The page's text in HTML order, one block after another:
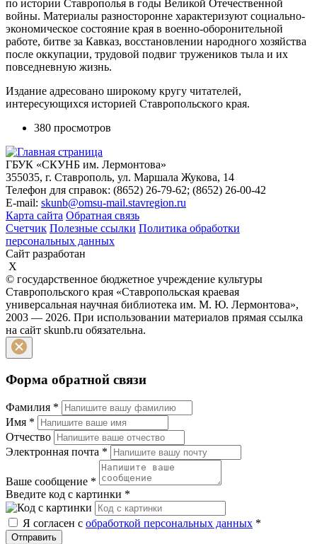
по истории Ставрополья в годы Великой Отечественной
войны. Материалы разносторонне характеризуют социально-
экономическое состояние края в военно-оборонительной
работе, битве за Кавказ, восстановлении народного хозяйства
после оккупации, трудовой подвиг тружеников тыла и их
повседневную жизнь.
Издание адресовано широкому кругу читателей,
интересующихся историей Ставропольского края.
380 просмотров
ГБУК «СКУНБ им. Лермонтова»
355035, г. Ставрополь, ул. Маршала Жукова, 14
Телефон для справок: (8652) 26-79-62; (8652) 26-00-42
E-mail: skunb@omsu-mail.stavregion.ru
Карта сайта Обратная связь
Счетчик Полезные ссылки Политика обработки
персональных данных
Сайт разработан
X
© государственное бюджетное учреждение культуры
Ставропольского края «Ставропольская краевая
универсальная научная библиотека им. М. Ю. Лермонтова»,
2003 — 2026. При использовании материалов прямая ссылка
на сайт skunb.ru обязательна.
Форма обратной связи
Фамилия *
Имя *
Отчество
Электронная почта *
Ваше сообщение *
Введите код с картинки *
Я согласен с обработкой персональных данных *
Отправить